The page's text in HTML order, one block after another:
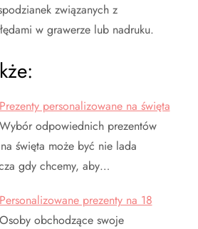
związanych z
w grawerze lub nadruku.
Prezenty personalizowane na święta
Wybór odpowiednich prezentów
święta może być nie lada
gdy chcemy, aby…
Personalizowane prezenty na 18
Osoby obchodzące swoje